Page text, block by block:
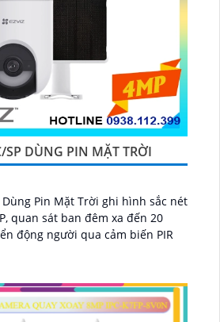
SP DÙNG PIN MẶT TRỜI
Dùng Pin Mặt Trời ghi hình sắc nét
quan sát ban đêm xa đến 20